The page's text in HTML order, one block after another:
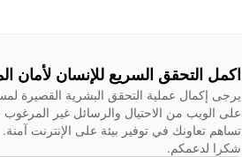
اكمل التحقق السريع للإنسان لأمان
يرجى إكمال عملية التحقق البشرية القصيرة
على الويب من الاحتيال والرسائل غير المرغوب
تساهم تعاونك في توفير بيئة على الإنترنت آمنة.
شكرا لدعمكم.